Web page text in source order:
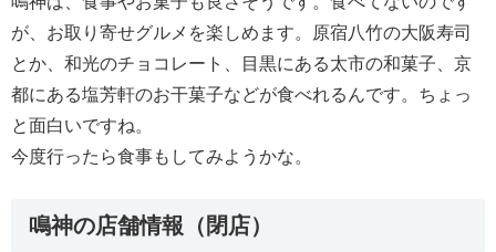
が、お取り寄せグルメを楽しめます。原宿八竹の大阪寿司
とか、和光のチョコレート、目黒にある太市の和菓子、京
都にある塩芳軒のお干菓子などが食べれるんです。ちょっ
と面白いですね。
今度行ったら食事もしてみようかな。
鳴神の店舗情報（閉店）